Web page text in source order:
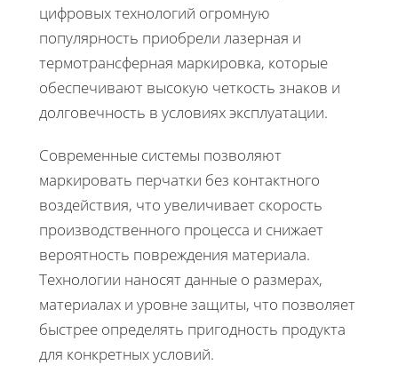
цифровых технологий огромную
популярность приобрели лазерная и
термотрансферная маркировка, которые
обеспечивают высокую четкость знаков и
долговечность в условиях эксплуатации.
Современные системы позволяют
маркировать перчатки без контактного
воздействия, что увеличивает скорость
производственного процесса и снижает
вероятность повреждения материала.
Технологии наносят данные о размерах,
материалах и уровне защиты, что позволяет
быстрее определять пригодность продукта
для конкретных условий.